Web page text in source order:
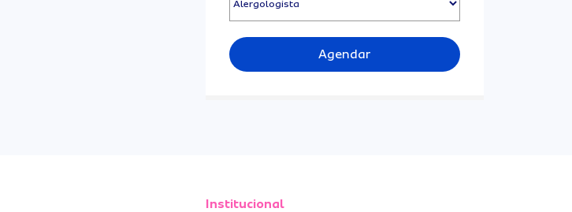
Agendar
Institucional